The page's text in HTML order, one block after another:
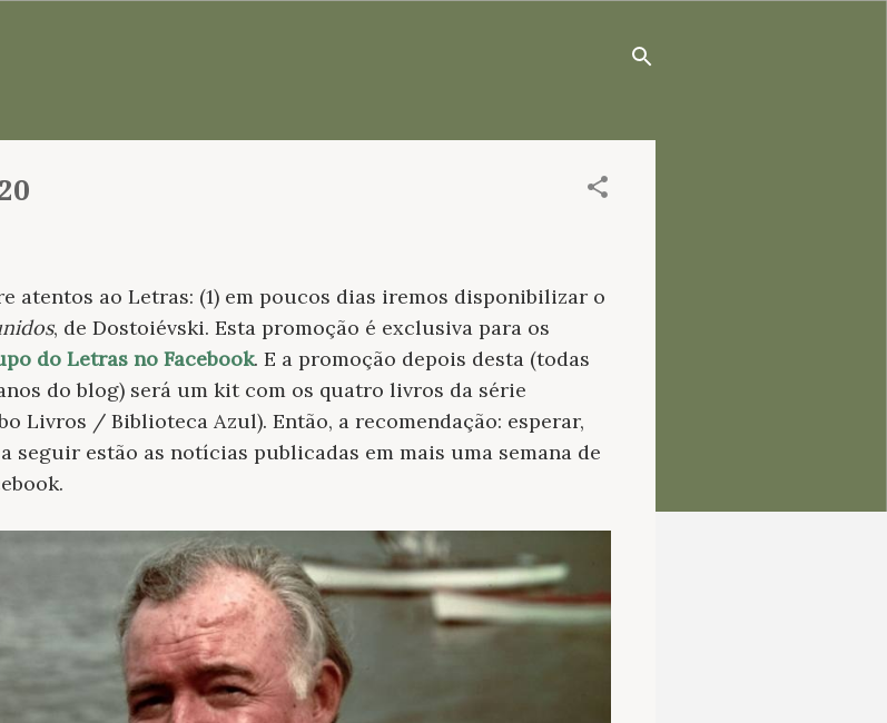
atentos ao Letras: (1) em poucos dias iremos disponibilizar o
, de Dostoiévski. Esta promoção é exclusiva para os
do Letras no Facebook. E a promoção depois desta (todas
do blog) será um kit com os quatro livros da série
Livros / Biblioteca Azul). Então, a recomendação: esperar,
seguir estão as notícias publicadas em mais uma semana de